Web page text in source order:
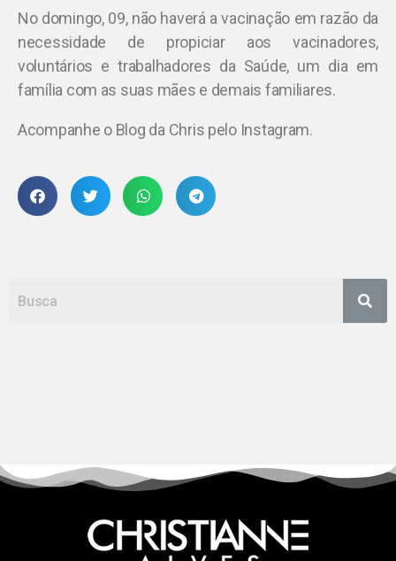
No domingo, 09, não haverá a vacinação em razão da
necessidade de propiciar aos vacinadores,
voluntários e trabalhadores da Saúde, um dia em
família com as suas mães e demais familiares.
Acompanhe o Blog da Chris pelo Instagram.